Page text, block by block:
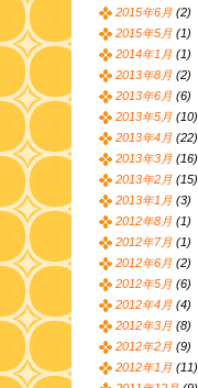
2015年6月 (2)
2015年5月 (1)
2014年1月 (1)
2013年8月 (2)
2013年6月 (6)
2013年5月 (10)
2013年4月 (22)
2013年3月 (16)
2013年2月 (15)
2013年1月 (3)
2012年8月 (1)
2012年7月 (1)
2012年6月 (2)
2012年5月 (6)
2012年4月 (4)
2012年3月 (8)
2012年2月 (9)
2012年1月 (11)